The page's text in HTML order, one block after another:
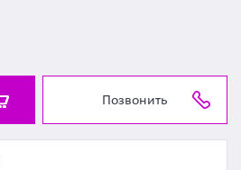
Позвонить